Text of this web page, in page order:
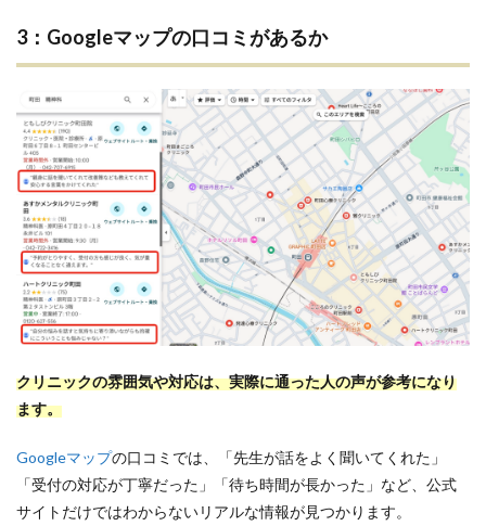
3：Googleマップの口コミがあるか
クリニックの雰囲気や対応は、実際に通った人の声が参考になり
ます。
Googleマップの口コミでは、「先生が話をよく聞いてくれた」
「受付の対応が丁寧だった」「待ち時間が長かった」など、公式
サイトだけではわからないリアルな情報が見つかります。